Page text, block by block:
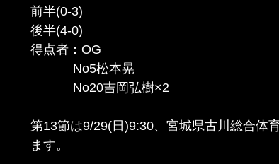
前半(0-3)
後半(4-0)
得点者：OG
No5松本晃
            No20吉岡弘樹×2
第13節は9/29(日)9:30、宮城県古川総合体
ます。